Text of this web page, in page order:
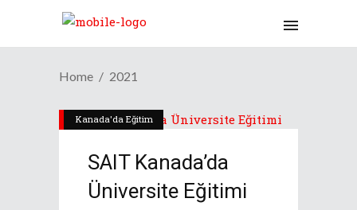
Home 2021
Kanada'da Eğitim
SAIT Kanada’da
Üniversite Eğitimi